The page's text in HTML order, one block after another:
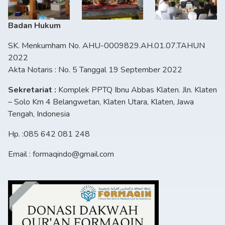
Badan Hukum
SK. Menkumham No. AHU-0009829.AH.01.07.TAHUN
2022
Akta Notaris : No. 5 Tanggal 19 September 2022
Sekretariat : Komplek PPTQ Ibnu Abbas Klaten. Jln. Klaten
– Solo Km 4 Belangwetan, Klaten Utara, Klaten, Jawa
Tengah, Indonesia
Hp. :085 642 081 248
Email : formaqindo@gmail.com